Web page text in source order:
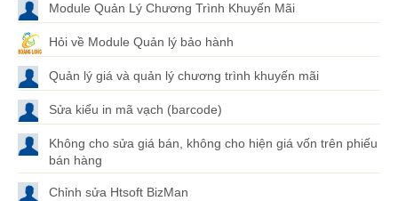
Module Quản Lý Chương Trình Khuyến Mãi
Hỏi về Module Quản lý bảo hành
Quản lý giá và quản lý chương trình khuyến mãi
Sửa kiểu in mã vạch (barcode)
Không cho sửa giá bán, không cho hiện giá vốn trên phiếu
bán hàng
Chỉnh sửa Htsoft BizMan